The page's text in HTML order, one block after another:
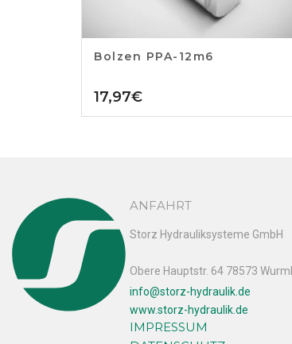
Bolzen PPA-12m6
17,97€
ANFAHRT
Storz Hydrauliksysteme GmbH
Obere Hauptstr. 64 78573
info@storz-hydraulik.de
www.storz-hydraulik.de
IMPRESSUM